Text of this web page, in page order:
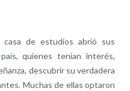
de estudios abrió sus
quienes tenían interés,
descubrir su verdadera
Muchas de ellas optaron